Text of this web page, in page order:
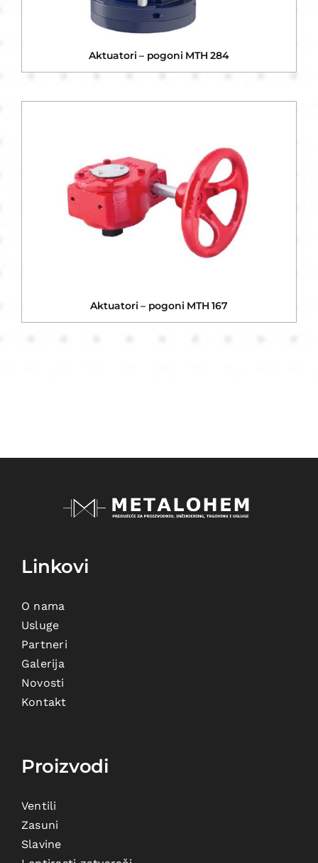
Aktuatori – pogoni MTH 284
Aktuatori – pogoni MTH 167
Linkovi
O nama
Usluge
Partneri
Galerija
Novosti
Kontakt
Proizvodi
Ventili
Zasuni
Slavine